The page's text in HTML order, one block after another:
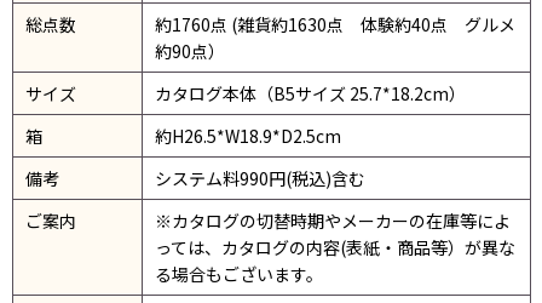
総点数
約1760点 (雑貨約1630点 体験約40点 グルメ
約90点）
サイズ
カタログ本体（B5サイズ 25.7*18.2cm）
箱
約H26.5*W18.9*D2.5cm
備考
システム料990円(税込)含む
ご案内
※カタログの切替時期やメーカーの在庫等によ
っては、カタログの内容(表紙・商品等）が異な
る場合もございます。